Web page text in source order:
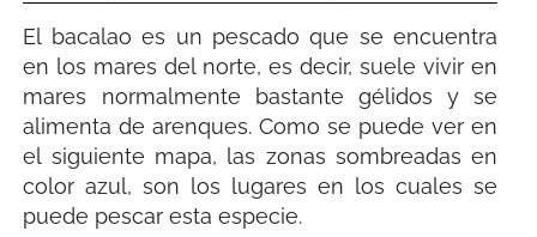
El bacalao es un pescado que se encuentra
en los mares del norte, es decir, suele vivir en
mares normalmente bastante gélidos y se
alimenta de arenques. Como se puede ver en
el siguiente mapa, las zonas sombreadas en
color azul, son los lugares en los cuales se
puede pescar esta especie.